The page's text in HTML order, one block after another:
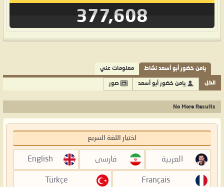
377,608
يامن خضور أبو أسعد نشاط معلومات عني
الكل يامن خضور أبو أسعد صور
No More Results
اختيار اللغة السريع
العربية فارسی English
Français
Türkçe